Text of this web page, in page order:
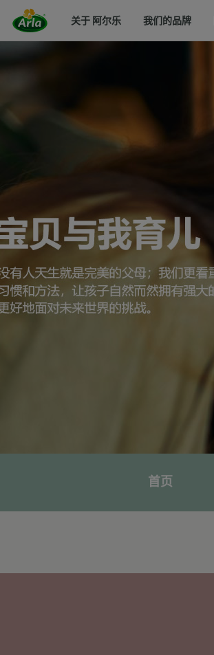
关于 阿尔乐 我们的品牌
首页